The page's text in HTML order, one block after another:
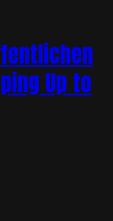
Up to